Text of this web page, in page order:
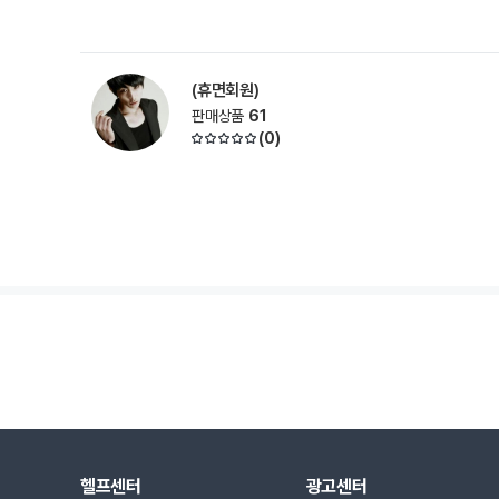
(휴면회원)
판매상품 61
(0)
헬프센터 광고센터